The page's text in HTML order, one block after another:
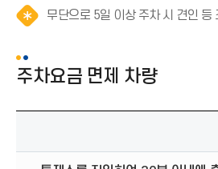
)
→
표
)
살
→
쪽
표
(
무단으로 5일 이상 주차 시 견인 등
주차요금 면제 차량